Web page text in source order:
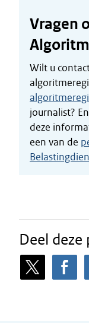
Vragen
Wilt u
journalist?
deze
een van de
Deel deze